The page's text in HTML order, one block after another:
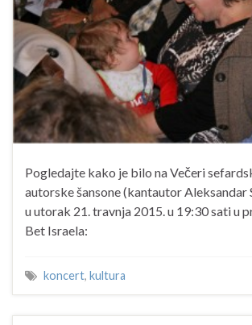
Pogledajte kako je bilo na Večeri
autorske šansone (kantautor Aleksandar
u utorak 21. travnja 2015. u 19:30 sati u
Bet Israela:
koncert, kultura